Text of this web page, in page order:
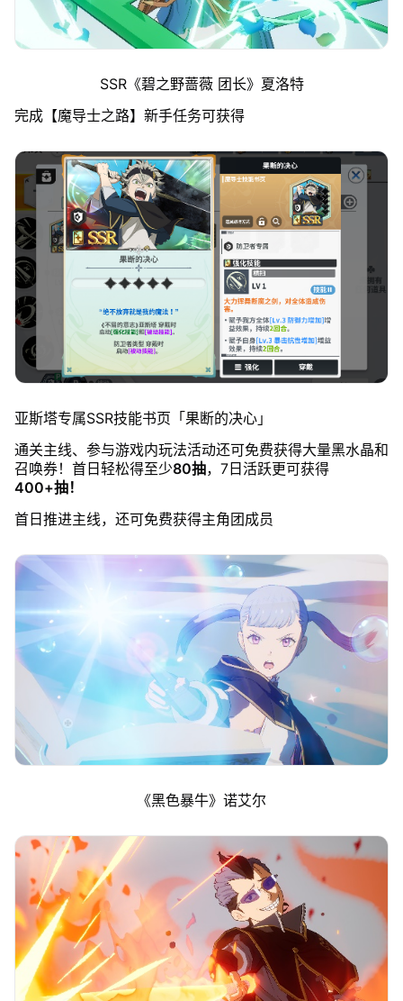
SSR《碧之野蔷薇 团长》夏洛特
完成【魔导士之路】新手任务可获得
亚斯塔专属SSR技能书页「果断的决心」
通关主线、参与游戏内玩法活动还可免费获得大量黑水晶和
召唤券！首日轻松得至少80抽，7日活跃更可获得
400+抽！
首日推进主线，还可免费获得主角团成员
《黑色暴牛》诺艾尔